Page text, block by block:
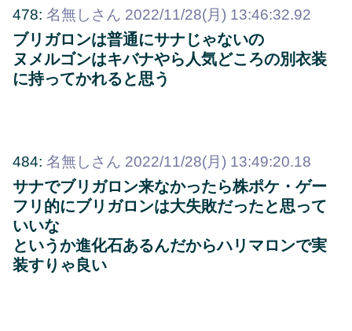
478: 名無しさん 2022/11/28(月) 13:46:32.92
ブリガロンは普通にサナじゃないの
ヌメルゴンはキバナやら人気どころの別衣装
に持ってかれると思う
484: 名無しさん 2022/11/28(月) 13:49:20.18
サナでブリガロン来なかったら株ポケ・ゲー
フリ的にブリガロンは大失敗だったと思って
いいな
というか進化石あるんだからハリマロンで実
装すりゃ良い